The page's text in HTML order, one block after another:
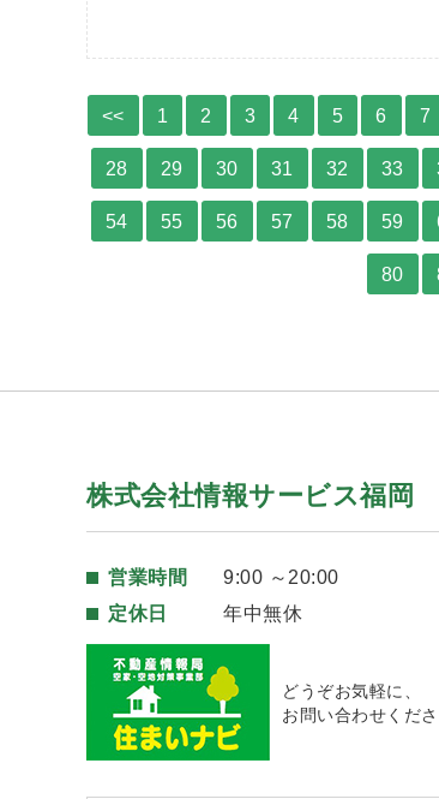
<< 1 2 3 4 5 6 7
28 29 30 31 32 33
54 55 56 57 58 59
80
株式会社情報サービス福岡
営業時間
9:00 ～20:00
定休日
年中無休
どうぞお気軽に、
お問い合わせくださ